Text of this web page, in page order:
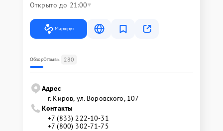
Открыто до 21:00
Маршрут
ОбзорОтзывы 280
Адрес
г. Киров, ул. Воровского, 107
Контакты
+7 (833) 222-10-31
+7 (800) 302-71-75